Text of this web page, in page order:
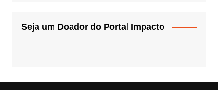
Seja um Doador do Portal Impacto